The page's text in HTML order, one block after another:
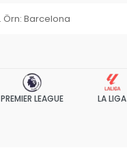
PREMIER LEAGUE LA LIGA